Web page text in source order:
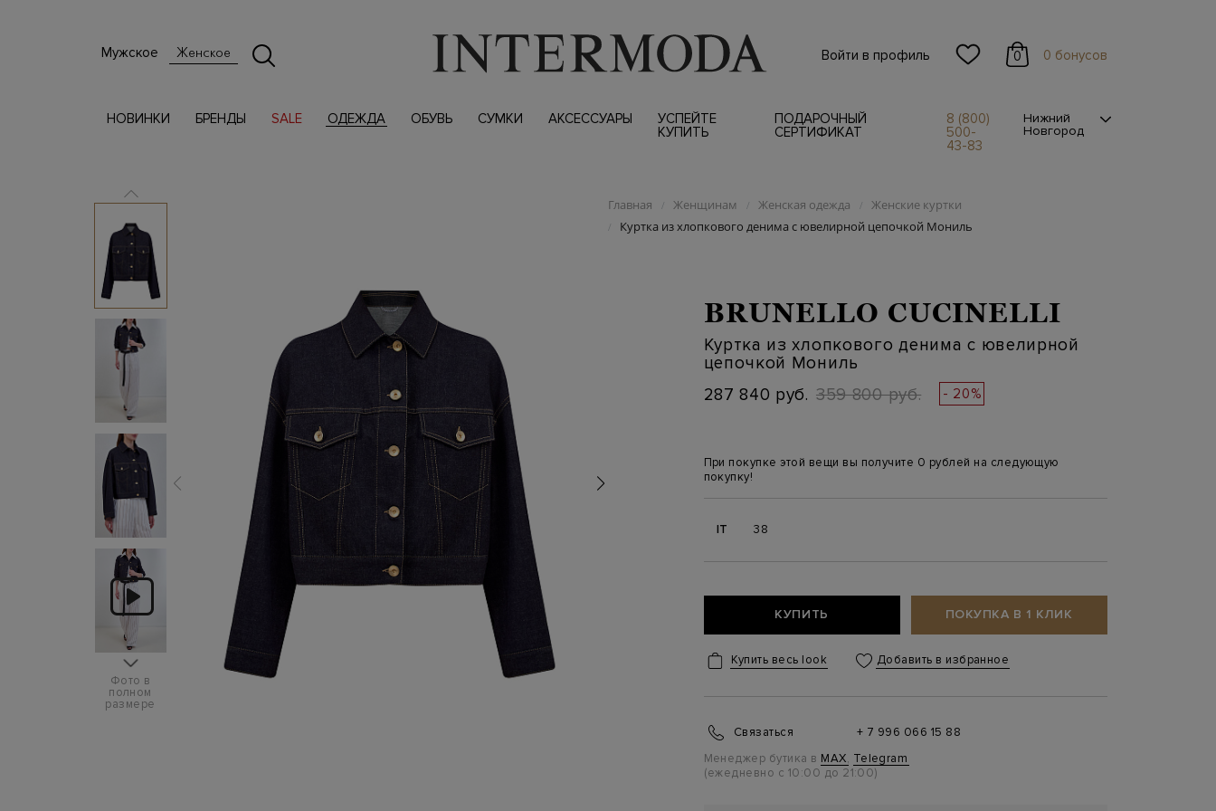
Мужское Женское Войти в профиль 0 0 бонусов
НОВИНКИ БРЕНДЫ SALE ОДЕЖДА ОБУВЬ СУМКИ АКСЕССУАРЫ
УСПЕЙТЕ
КУПИТЬ
ПОДАРОЧНЫЙ
СЕРТИФИКАТ
8 (800)
500-
43-83
Нижний
Новгород
Фото в
полном
размере
Главная / Женщинам / Женская одежда / Женские куртки
/ Куртка из хлопкового денима с ювелирной цепочкой Мониль
BRUNELLO CUCINELLI
Куртка из хлопкового денима с ювелирной
цепочкой Мониль
287 840 руб. 359 800 руб. - 20%
При покупке этой вещи вы получите 0 рублей на следующую
покупку!
IT 38
КУПИТЬ ПОКУПКА В 1 КЛИК
Купить весь look Добавить в избранное
Связаться
+ 7 996 066 15 88
Менеджер бутика в MAX, Telegram
(ежедневно с 10:00 до 21:00)